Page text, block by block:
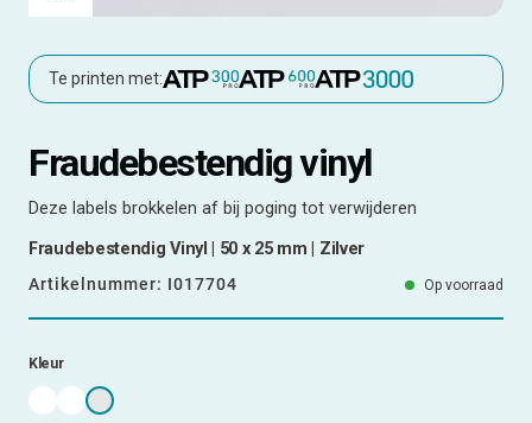
Te printen met:
Fraudebestendig vinyl
Deze labels brokkelen af bij poging tot verwijderen
Fraudebestendig Vinyl | 50 x 25 mm | Zilver
Artikelnummer: I017704 Op voorraad
Kleur